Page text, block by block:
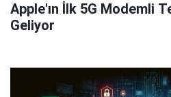
Apple'ın İlk 5G Modemli
Geliyor